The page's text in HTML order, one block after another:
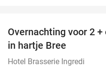
TODAY
Overnachting voor 2
in hartje Bree
Hotel Brasserie Ingredi